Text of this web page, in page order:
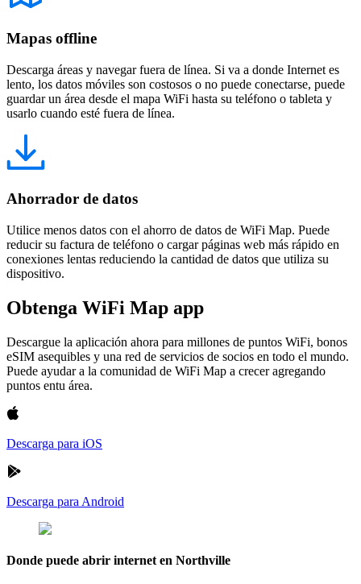
Mapas offline
Descarga áreas y navegar fuera de línea. Si va a donde Internet es
lento, los datos móviles son costosos o no puede conectarse, puede
guardar un área desde el mapa WiFi hasta su teléfono o tableta y
usarlo cuando esté fuera de línea.
Ahorrador de datos
Utilice menos datos con el ahorro de datos de WiFi Map. Puede
reducir su factura de teléfono o cargar páginas web más rápido en
conexiones lentas reduciendo la cantidad de datos que utiliza su
dispositivo.
Obtenga WiFi Map app
Descargue la aplicación ahora para millones de puntos WiFi, bonos
eSIM asequibles y una red de servicios de socios en todo el mundo.
Puede ayudar a la comunidad de WiFi Map a crecer agregando
puntos entu área.
Descarga para iOS
Descarga para Android
Donde puede abrir internet en Northville